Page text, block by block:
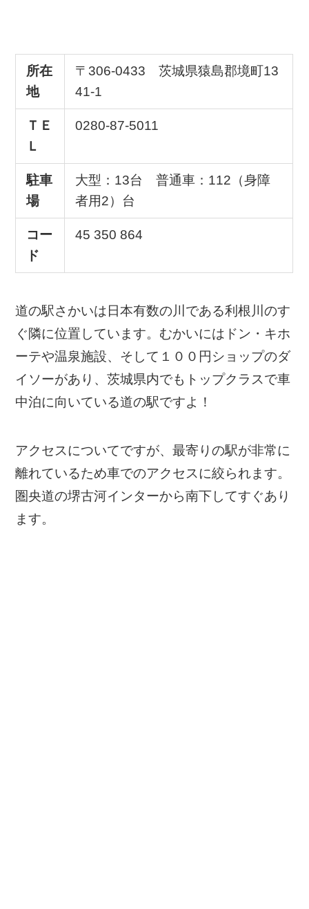
所在
地
〒306-0433 茨城県猿島郡境町13
41-1
ＴＥ
Ｌ
0280-87-5011
駐車
場
大型：13台 普通車：112（身障
者用2）台
コー
ド
45 350 864
道の駅さかいは日本有数の川である利根川のす
ぐ隣に位置しています。むかいにはドン・キホ
ーテや温泉施設、そして１００円ショップのダ
イソーがあり、茨城県内でもトップクラスで車
中泊に向いている道の駅ですよ！
アクセスについてですが、最寄りの駅が非常に
離れているため車でのアクセスに絞られます。
圏央道の堺古河インターから南下してすぐあり
ます。